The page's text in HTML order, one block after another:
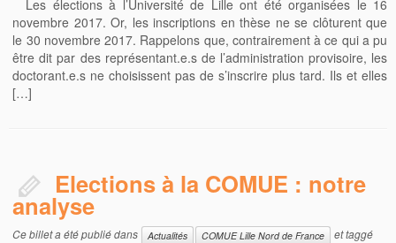
Les élections à l’Université de Lille ont été organisées le 16
novembre 2017. Or, les inscriptions en thèse ne se clôturent que
le 30 novembre 2017. Rappelons que, contrairement à ce qui a pu
être dit par des représentant.e.s de l’administration provisoire, les
doctorant.e.s ne choisissent pas de s’inscrire plus tard. Ils et elles
[…]
Elections à la COMUE : notre
analyse
Ce billet a été publié dans Actualités COMUE Lille Nord de France
et taggé